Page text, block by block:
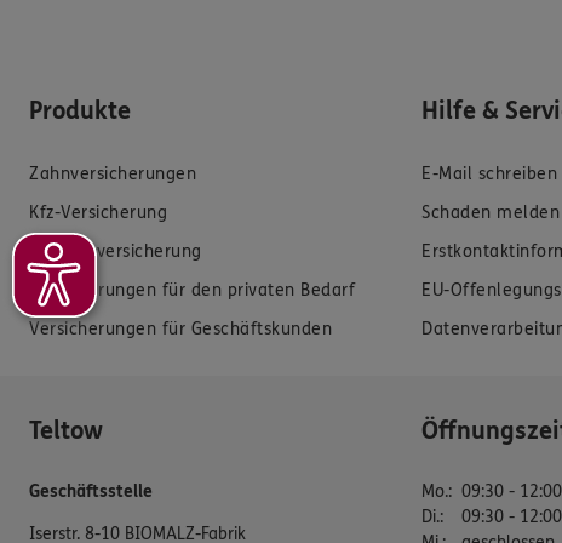
Produkte
Zahnversicherungen
Kfz-Versicherung
Krankenversicherung
Versicherungen für den privaten Bedarf
Versicherungen für Geschäftskunden
Hilfe &
E-Mail schreiben
Schaden melden
EU-
Teltow
Geschäftsstelle
Iserstr. 8-10 BIOMALZ-Fabrik
Mo.: 09:30 -
Di.:
09:30 -